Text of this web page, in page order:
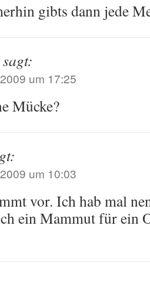
gibts dann jede
sagt:
um 17:25
Mücke?
um 10:03
vor. Ich hab mal
ein Mammut für ein